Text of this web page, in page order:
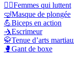
🤼‍♀️Femmes qui luttent
🤿Masque de plongée
💪Biceps en action
🤺Escrimeur
🥋Tenue d’arts
🥊 Gant de boxe